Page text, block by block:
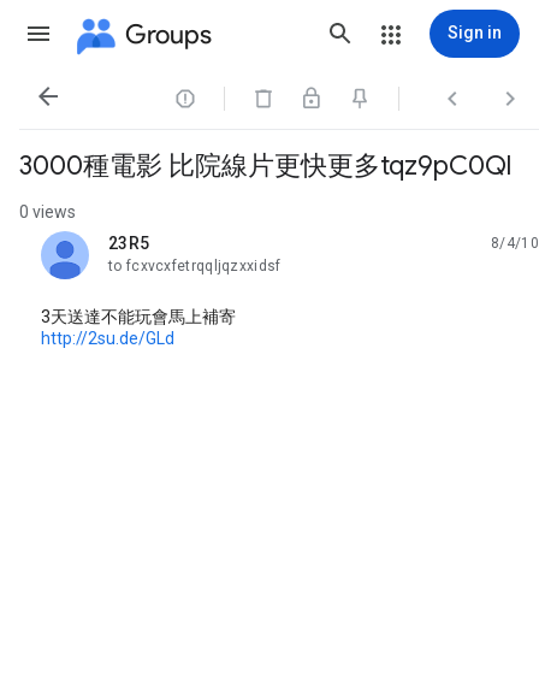
Groups Sign in
   
3000種電影 比院線片更快更多tqz9pC0Ql
0 views
23R5
unread,
8/4/10
to fcxvcxfetrqqljqzxxidsf
3天送達不能玩會馬上補寄
http://2su.de/GLd